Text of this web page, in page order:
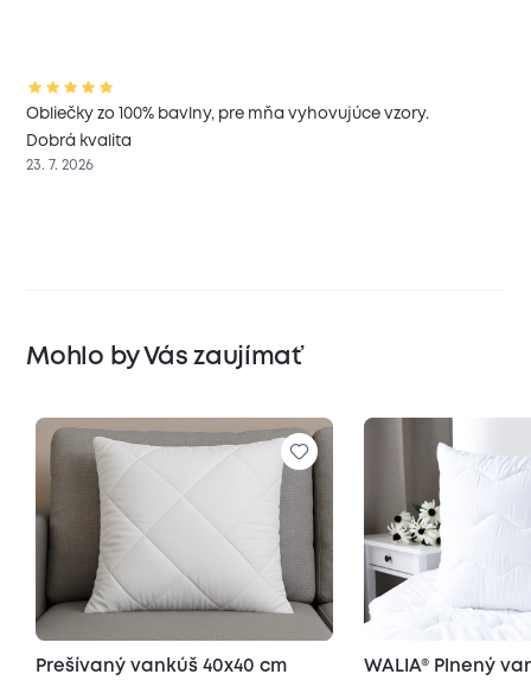
Obliečky zo 100% bavlny, pre mňa vyhovujúce vzory.
Dobrá kvalita
23. 7. 2026
Mohlo by Vás zaujímať
Prešívaný vankúš 40x40 cm WALIA® Plnený